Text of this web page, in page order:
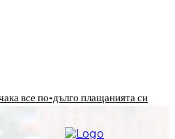
все по-дълго плащанията си